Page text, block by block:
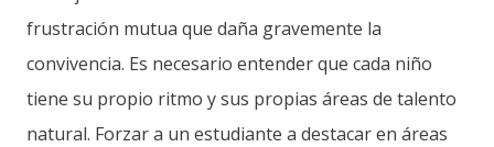
frustración mutua que daña gravemente la
convivencia. Es necesario entender que cada niño
tiene su propio ritmo y sus propias áreas de talento
natural. Forzar a un estudiante a destacar en áreas